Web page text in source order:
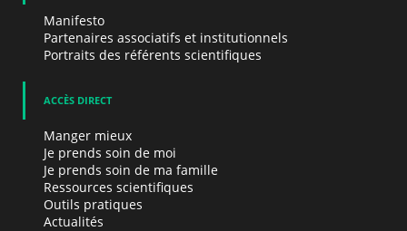
Manifesto
Partenaires associatifs et institutionnels
Portraits des référents scientifiques
ACCÈS DIRECT
Manger mieux
Je prends soin de moi
Je prends soin de ma famille
Ressources scientifiques
Outils pratiques
Actualités